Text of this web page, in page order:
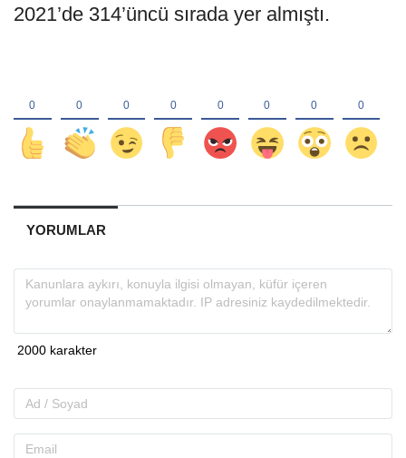
2021’de 314’üncü sırada yer almıştı.
YORUMLAR